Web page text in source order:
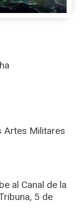
Artes Militares
al Canal de la
5 de